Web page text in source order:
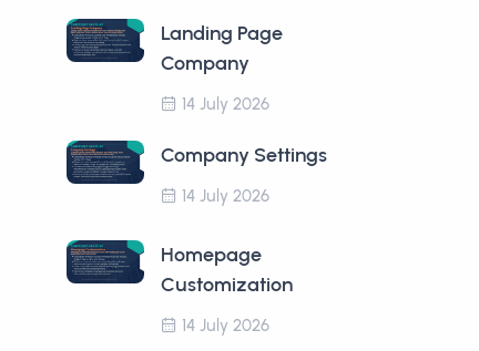
Landing Page
Company
14 July 2026
Company Settings
14 July 2026
Homepage
Customization
14 July 2026